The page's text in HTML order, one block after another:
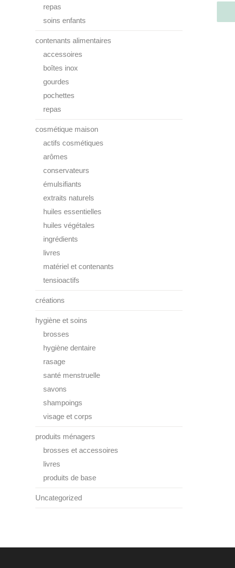
repas
soins enfants
contenants alimentaires
accessoires
boîtes inox
gourdes
pochettes
repas
cosmétique maison
actifs cosmétiques
arômes
conservateurs
émulsifiants
extraits naturels
huiles essentielles
huiles végétales
ingrédients
livres
matériel et contenants
tensioactifs
créations
hygiène et soins
brosses
hygiène dentaire
rasage
santé menstruelle
savons
shampoings
visage et corps
produits ménagers
brosses et accessoires
livres
produits de base
Uncategorized